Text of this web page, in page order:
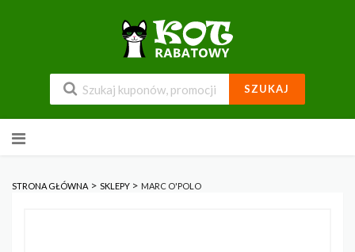
SZUKAJ
do
STRONA GŁÓWNA > SKLEPY > MARC O'POLO